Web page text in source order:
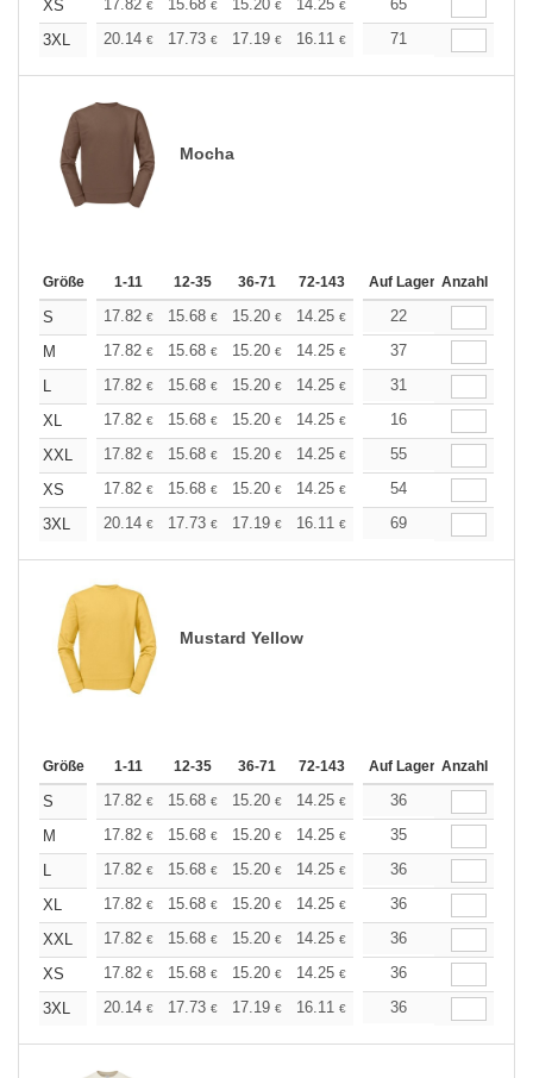
XS
17.82 € 15.68 € 15.20 € 14.25 € 13.54€
65
3XL
20.14 € 17.73 € 17.19 € 16.11 € 15.31€
71
Mocha
Größe 1-11 12-35 36-71 72-143 144-287 288 +
Auf Lager Anzahl
S 17.82 € 15.68 € 15.20 € 14.25 € 13.54€
22
M
17.82 € 15.68 € 15.20 € 14.25 € 13.54€
37
L
17.82 € 15.68 € 15.20 € 14.25 € 13.54€
31
XL
17.82 € 15.68 € 15.20 € 14.25 € 13.54€
16
XXL
17.82 € 15.68 € 15.20 € 14.25 € 13.54€
55
XS
17.82 € 15.68 € 15.20 € 14.25 € 13.54€
54
3XL
20.14 € 17.73 € 17.19 € 16.11 € 15.31€
69
Mustard Yellow
Größe 1-11 12-35 36-71 72-143 144-287 288 +
Auf Lager Anzahl
S 17.82 € 15.68 € 15.20 € 14.25 € 13.54€
36
M
17.82 € 15.68 € 15.20 € 14.25 € 13.54€
35
L
17.82 € 15.68 € 15.20 € 14.25 € 13.54€
36
XL
17.82 € 15.68 € 15.20 € 14.25 € 13.54€
36
XXL
17.82 € 15.68 € 15.20 € 14.25 € 13.54€
36
XS
17.82 € 15.68 € 15.20 € 14.25 € 13.54€
36
3XL
20.14 € 17.73 € 17.19 € 16.11 € 15.31€
36